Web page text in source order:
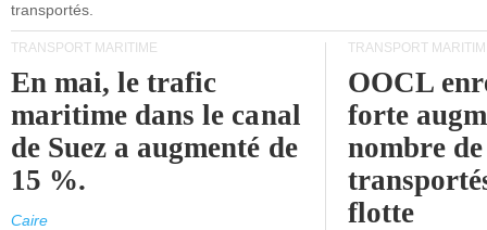
transportés.
TRANSPORT MARITIME
En mai, le trafic
maritime dans le canal
de Suez a augmenté de
15 %.
Caire
TRANSPORT
OOCL
forte
nombre
flotte